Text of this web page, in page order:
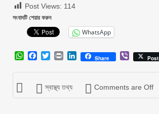
Post Views: 114
সংবাদটি শেয়ার করুন
WhatsApp
WhatsApp
Facebook
Twitter
Print LinkedIn
Share ViberPost
স্বাস্থ্য তথ্য Comments are Off